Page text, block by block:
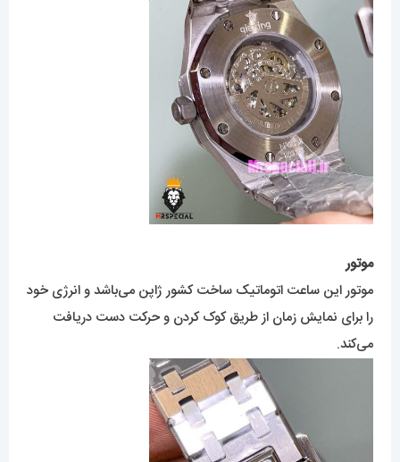
موتور
موتور این ساعت اتوماتیک ساخت کشور ژاپن می‌باشد و انرژی خود
را برای نمایش زمان از طریق کوک کردن و حرکت دست دریافت
می‌کند.